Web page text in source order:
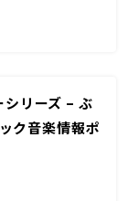
リーズ – ぶ
ク音楽情報ポ